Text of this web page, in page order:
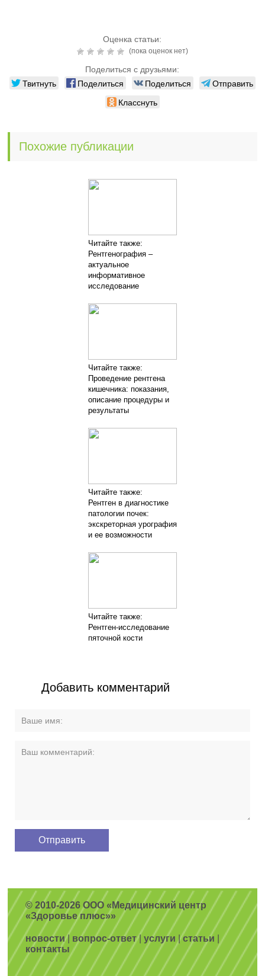
Оценка статьи:
(пока оценок нет)
Поделиться с друзьями:
Твитнуть Поделиться Поделиться
Отправить
Класснуть
Похожие публикации
Читайте также:
Рентгенография –
актуальное
информативное
исследование
Читайте также:
Проведение рентгена
кишечника: показания,
описание процедуры и
результаты
Читайте также:
Рентген в диагностике
патологии почек:
экскреторная урография
и ее возможности
Читайте также:
Рентген-исследование
пяточной кости
Добавить комментарий
© 2010-2026 ООО «Медицинский центр
«Здоровье плюс»»
новости| вопрос-ответ|услуги |статьи
контакты